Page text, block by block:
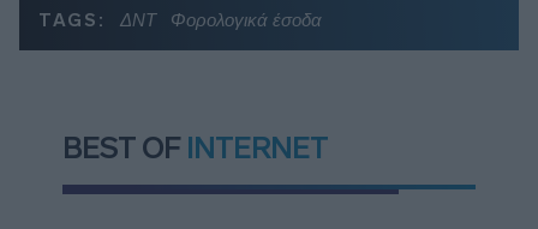
TAGS: ΔΝΤ Φορολογικά έσοδα
BEST OF INTERNET